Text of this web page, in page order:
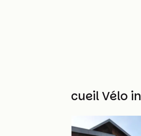
Weitere Accueil Vélo